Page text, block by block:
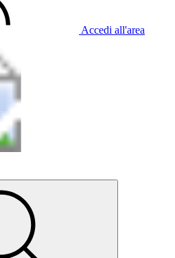
Accedi all'area